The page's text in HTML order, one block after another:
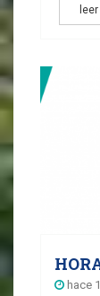
hace